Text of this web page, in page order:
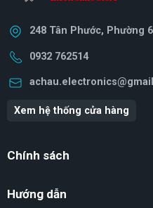
248 Tân Phước, Phường
0932 762514
Xem hệ thống cửa hàng
Chính sách
Hướng dẫn